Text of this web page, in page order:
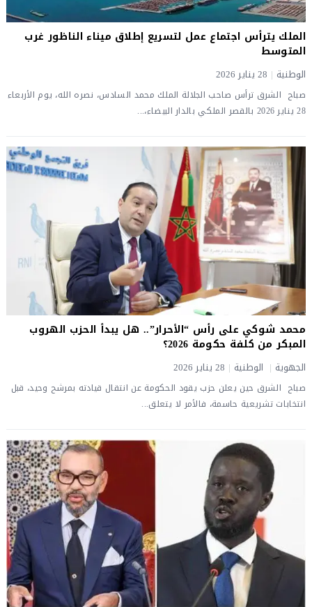
الملك يترأس اجتماع عمل لتسريع إطلاق ميناء الناظور غرب
المتوسط
الوطنية 28 يناير 2026
صباح الشرق ترأس صاحب الجلالة الملك محمد السادس، نصره الله، يوم الأربعاء
28 يناير 2026 بالقصر الملكي بالدار البيضاء،...
محمد شوكي على رأس “الأحرار”.. هل يبدأ الحزب الهروب
المبكر من كلفة حكومة 2026؟
الجهوية الوطنية 28 يناير 2026
صباح الشرق حين يعلن حزب يقود الحكومة عن انتقال قيادته بمرشح وحيد، قبل
انتخابات تشريعية حاسمة، فالأمر لا يتعلق...